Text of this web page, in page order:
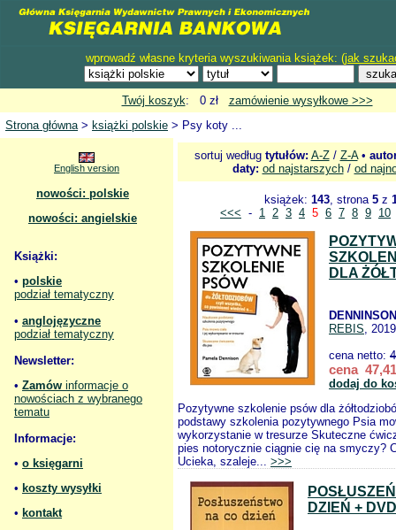
wprowadź własne kryteria wyszukiwania książek: (jak
Twój koszyk: 0 zł zamówienie wysyłkowe >>>
Strona główna> książki polskie > Psy koty ...
English version
nowości: polskie
nowości: angielskie
Książki:
• polskie
podział tematyczny
• anglojęzyczne
podział tematyczny
Newsletter:
• Zamów informacje o
nowościach z wybranego
tematu
Informacje:
• o księgarni
• koszty wysyłki
• kontakt
sortuj według tytułów: A-Z/ Z-A•
daty: od najstarszych/ od
książek: 143, strona 5 z
<<< - 1 2 3 4 5 6 7 8 9 10
DLA
REBIS,
cena netto:
cena
dodaj do
Pozytywne szkolenie psów dla
podstawy szkolenia pozytywnego Psia
wykorzystanie w tresurze Skuteczne
pies notorycznie ciągnie cię na smyczy?
Ucieka, szaleje... >>>
DZIEŃ + DVD